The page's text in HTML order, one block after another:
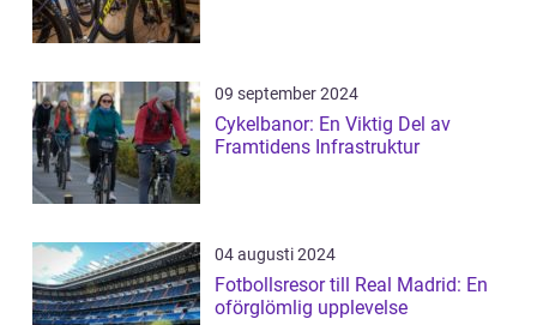
09 september 2024
Cykelbanor: En Viktig Del av
Framtidens Infrastruktur
04 augusti 2024
Fotbollsresor till Real Madrid: En
oförglömlig upplevelse